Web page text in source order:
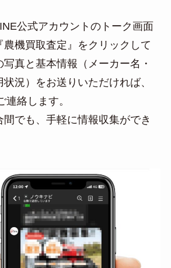
公式アカウントのトーク画面
機買取査定』をクリックして
真と基本情報（メーカー名・
況）をお送りいただければ、
絡します。
でも、手軽に情報収集ができ